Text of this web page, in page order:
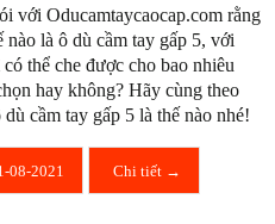
với Oducamtaycaocap.com rằng
là ô dù cầm tay gấp 5, với
thể che được cho bao nhiêu
hay không? Hãy cùng theo
cầm tay gấp 5 là thế nào nhé!
08-2021 Chi tiết →